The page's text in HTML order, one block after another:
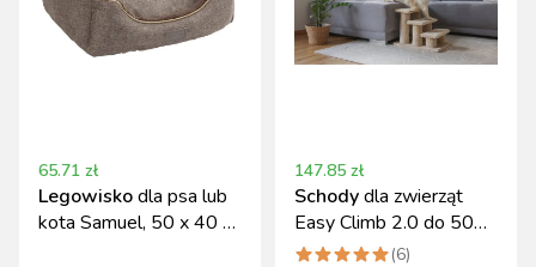
65.71 zł
Legowiskodla psa lub
kota Samuel, 50 x 40 x
147.85 zł
Schodydla zwierząt
Easy Climb 2.0 do 50
kg Kerbl
(6)